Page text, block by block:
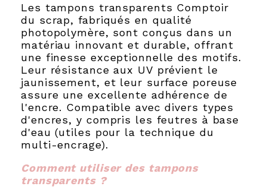
Les tampons transparents Comptoir
du scrap, fabriqués en qualité
photopolymère, sont conçus dans un
matériau innovant et durable, offrant
une finesse exceptionnelle des motifs.
Leur résistance aux UV prévient le
jaunissement, et leur surface poreuse
assure une excellente adhérence de
l'encre. Compatible avec divers types
d'encres, y compris les feutres à base
d'eau (utiles pour la technique du
multi-encrage).
Comment utiliser des tampons
transparents ?